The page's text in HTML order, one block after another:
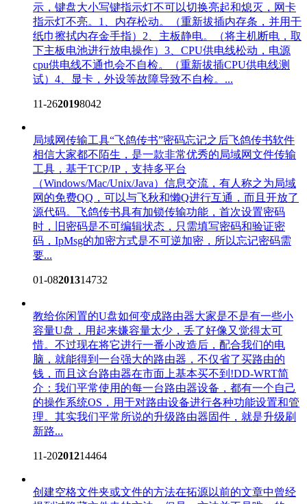
示，键盘大小写键指示灯不可以切换亮起和熄灭，网卡
指示灯不亮。1、内存松动。（重新拔插内存条，并用干
纸巾擦拭内存金手指）2、主板静电。（将主机断电，取
下主板电池进行放电操作）3、CPU供电线松动，电源
cpu供电线不通也会不自检。（重新拔插CPU供电线测
试）4、显卡，外设等故障导致不自检。...
11-2620198042
局域网传输工具“飞鸽传书”密码忘记之后飞鸽传书软件
相信大家都不陌生，是一款非常优秀的局域网文件传输
工具，基于TCP/IP，支持多平台
（Windows/Mac/Unix/Java）信息交流，有人称之为局域
网的免费QQ，可以与飞秋和懒Q进行互通，而且开放了
源代码。飞鸽传书具有加锁传输功能，首次设置密码
时，旧密码是不可编辑状态，只需填写密码和验证密
码，IpMsg的加密方式是不可逆加密，所以忘记密码需
要...
01-08201314732
教给你闲置的U盘如何变成路由器大家是不是有一些小
容量U盘，用起来嫌容量太少，丢了好像又觉得太可
惜。不过现在将它进行一番小改造后，配合我们的电
脑，就能得到一台强大的路由器，不仅省了买路由的
钱，而且这台路由器在市面上基本买不到!DD-WRT简
介：我们平常使用的每一台路由器设备，都有一个自己
的操作系统OS，用于对路由设备进行各种功能设置和管
理。其实我们平常所说的升级路由器固件，就是升级刷
新路...
11-20201214464
创建空格文件夹或文件的方法在拓源以前的文章中曾经